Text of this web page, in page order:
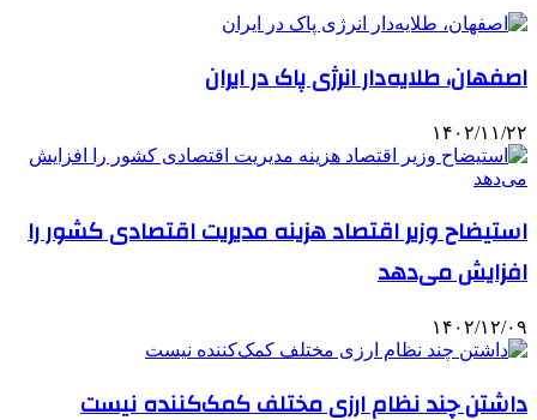
اصفهان، طلایه‌دار انرژی پاک در ایران
۱۴۰۲/۱۱/۲۲
استیضاح وزیر اقتصاد هزینه مدیریت اقتصادی کشور را
افزایش می‌دهد
۱۴۰۲/۱۲/۰۹
داشتن چند نظام ارزی مختلف کمک‌کننده نیست